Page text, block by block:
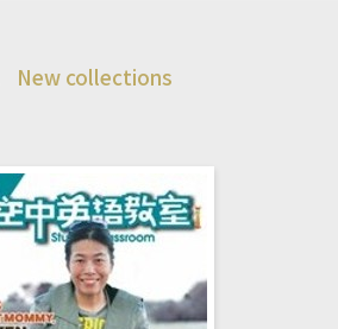
New collections